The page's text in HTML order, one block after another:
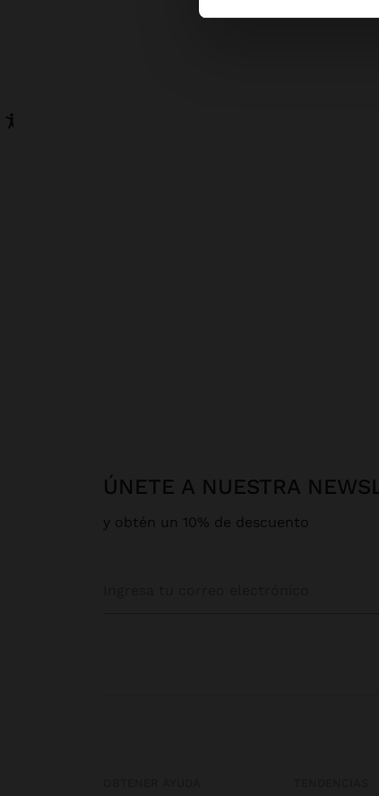
ÚNETE A NUESTRA
y obtén un 10% de descuento